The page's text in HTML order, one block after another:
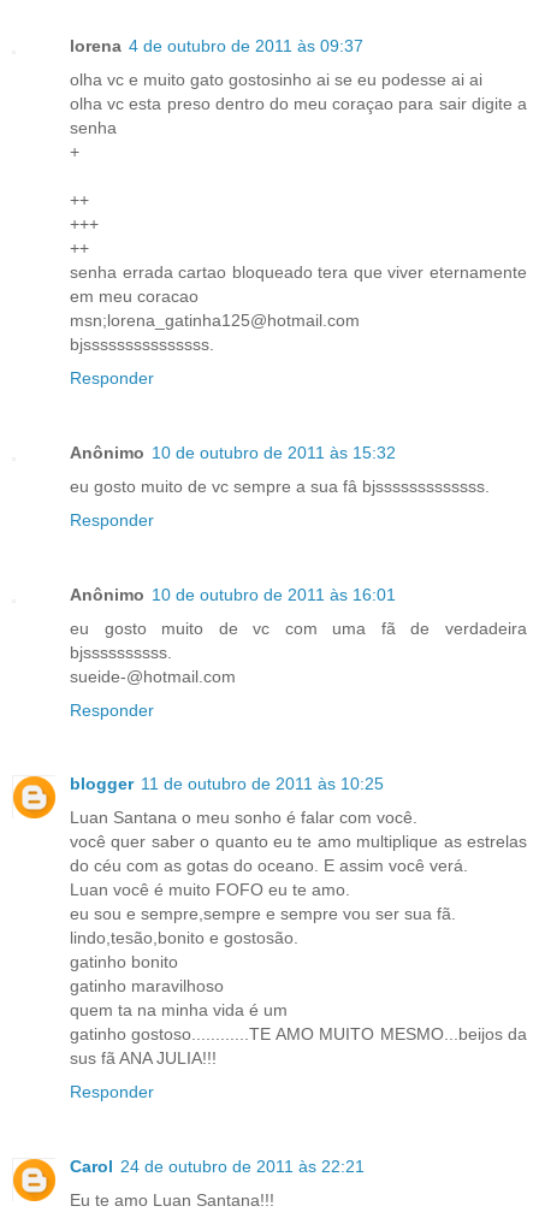
lorena 4 de outubro de 2011 às 09:37
olha vc e muito gato gostosinho ai se eu podesse ai ai
olha vc esta preso dentro do meu coraçao para sair digite a
senha
+
++
+++
++
senha errada cartao bloqueado tera que viver eternamente
em meu coracao
msn;lorena_gatinha125@hotmail.com
bjsssssssssssssss.
Responder
Anônimo 10 de outubro de 2011 às 15:32
eu gosto muito de vc sempre a sua fâ bjsssssssssssss.
Responder
Anônimo 10 de outubro de 2011 às 16:01
eu gosto muito de vc com uma fã de verdadeira
bjssssssssss.
sueide-@hotmail.com
Responder
blogger 11 de outubro de 2011 às 10:25
Luan Santana o meu sonho é falar com você.
você quer saber o quanto eu te amo multiplique as estrelas
do céu com as gotas do oceano. E assim você verá.
Luan você é muito FOFO eu te amo.
eu sou e sempre,sempre e sempre vou ser sua fã.
lindo,tesão,bonito e gostosão.
gatinho bonito
gatinho maravilhoso
quem ta na minha vida é um
gatinho gostoso............TE AMO MUITO MESMO...beijos da
sus fã ANA JULIA!!!
Responder
Carol 24 de outubro de 2011 às 22:21
Eu te amo Luan Santana!!!